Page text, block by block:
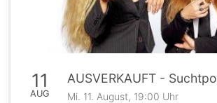
11
AUG
Mi. 11. August, 19:00 Uhr